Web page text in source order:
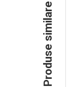
Produse similare